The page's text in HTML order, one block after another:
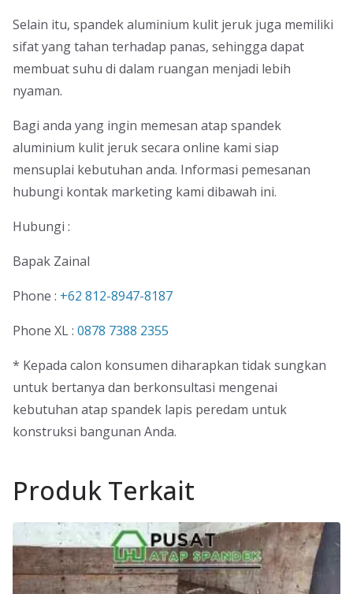
Selain itu, spandek aluminium kulit jeruk juga memiliki
sifat yang tahan terhadap panas, sehingga dapat
membuat suhu di dalam ruangan menjadi lebih
nyaman.
Bagi anda yang ingin memesan atap spandek
aluminium kulit jeruk secara online kami siap
mensuplai kebutuhan anda. Informasi pemesanan
hubungi kontak marketing kami dibawah ini.
Hubungi :
Bapak Zainal
Phone : +62 812-8947-8187
Phone XL : 0878 7388 2355
* Kepada calon konsumen diharapkan tidak sungkan
untuk bertanya dan berkonsultasi mengenai
kebutuhan atap spandek lapis peredam untuk
konstruksi bangunan Anda.
Produk Terkait